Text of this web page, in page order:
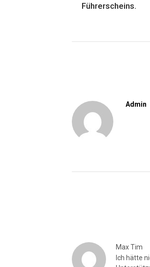
Führerscheins.
Admin
Max Tim
Ich hätte